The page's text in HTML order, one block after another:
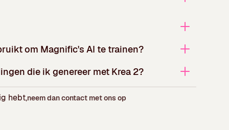
om Magnific's AI te trainen?
die ik genereer met Krea 2?
hebt,neem dan contact met ons op